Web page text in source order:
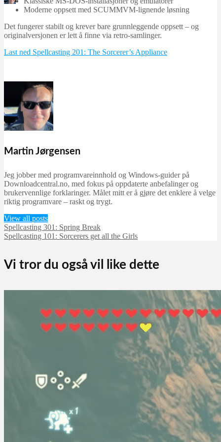
september 21, 2025
Moderne oppsett med SCUMMVM-lignende løsning
Det fungerer stabilt og krever bare grunnleggende oppsett – og
originalversjonen er lett å finne via retro-samlinger.
Last ned Spellcasting 201: The Sorcerer’s Appliance
Martin Jørgensen
Jeg jobber med programvareinnhold og Windows-guider på
Downloadcentral.no, med fokus på oppdaterte anbefalinger og
brukervennlige forklaringer. Målet mitt er å gjøre det enklere å velge
riktig programvare – raskt og trygt.
View all posts
Spellcasting 301: Spring Break
Spellcasting 101: Sorcerers get all the Girls
Vi tror du også vil like dette